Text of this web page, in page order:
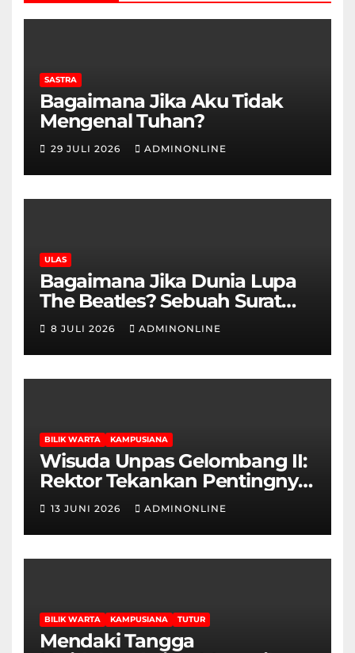
SASTRA
Bagaimana Jika Aku Tidak
Mengenal Tuhan?
29 JULI 2026 ADMINONLINE
ULAS
Bagaimana Jika Dunia Lupa
The Beatles? Sebuah Surat
Cinta dan Kritik
8 JULI 2026 ADMINONLINE
BILIK WARTA KAMPUSIANA
Wisuda Unpas Gelombang II:
Rektor Tekankan Pentingnya
Sertifikasi Keahlian
13 JUNI 2026 ADMINONLINE
BILIK WARTA KAMPUSIANA TUTUR
Mendaki Tangga